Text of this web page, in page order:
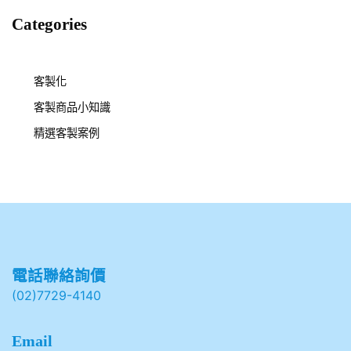
Categories
客製化
客製商品小知識
精選客製案例
電話聯絡詢價
(02)7729-4140
Email